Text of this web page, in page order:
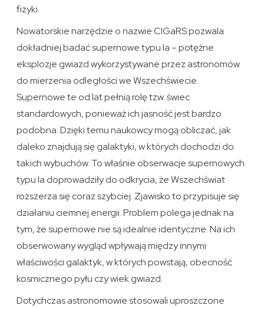
fizyki.
Nowatorskie narzędzie o nazwie CIGaRS pozwala
dokładniej badać supernowe typu Ia – potężne
eksplozje gwiazd wykorzystywane przez astronomów
do mierzenia odległości we Wszechświecie.
Supernowe te od lat pełnią rolę tzw. świec
standardowych, ponieważ ich jasność jest bardzo
podobna. Dzięki temu naukowcy mogą obliczać, jak
daleko znajdują się galaktyki, w których dochodzi do
takich wybuchów. To właśnie obserwacje supernowych
typu Ia doprowadziły do odkrycia, że Wszechświat
rozszerza się coraz szybciej. Zjawisko to przypisuje się
działaniu ciemnej energii. Problem polega jednak na
tym, że supernowe nie są idealnie identyczne. Na ich
obserwowany wygląd wpływają między innymi
właściwości galaktyk, w których powstają, obecność
kosmicznego pyłu czy wiek gwiazd.
Dotychczas astronomowie stosowali uproszczone